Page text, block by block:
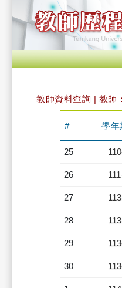
教師資料查詢 | 教師
# 學年
25
26
27
28
29
30